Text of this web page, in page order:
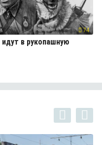
74
идут в рукопашную